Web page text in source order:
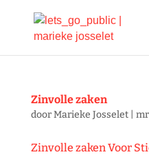
Zinvolle zaken
doorMarieke Josselet|
Zinvolle zaken Voor